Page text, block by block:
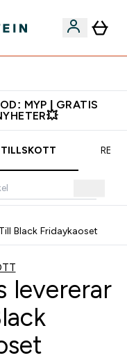
MYP | GRATIS
Black Fridaykaoset
levererar